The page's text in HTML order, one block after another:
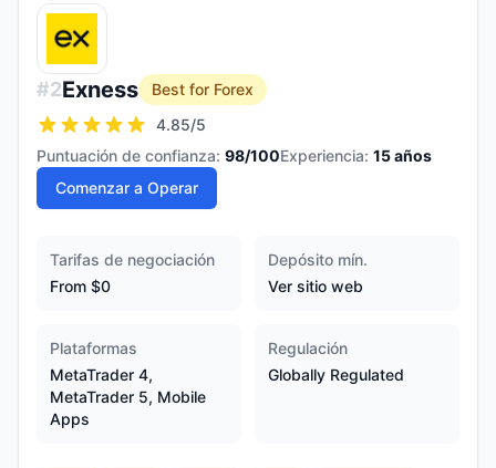
#2Exness
Best for Forex
4.85/5
Puntuación de confianza: 98/100Experiencia: 15años
Comenzar a Operar
Tarifas de negociación
From $0
Depósito mín.
Ver sitio web
Plataformas
MetaTrader 4,
MetaTrader 5, Mobile
Apps
Regulación
Globally Regulated